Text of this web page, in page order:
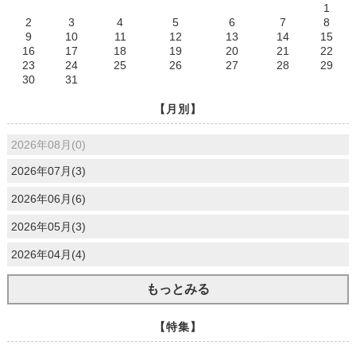
1
2
3 4 5 6 7
8
9
10 11 12 13 14
15
16
17 18 19 20 21
22
23
24 25 26 27 28
29
30
31
【月別】
2026年08月(0)
2026年07月(3)
2026年06月(6)
2026年05月(3)
2026年04月(4)
もっとみる
【特集】